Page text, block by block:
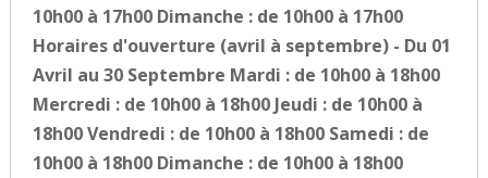
10h00 à 17h00 Dimanche : de 10h00 à 17h00
Horaires d'ouverture (avril à septembre) - Du 01
Avril au 30 Septembre Mardi : de 10h00 à 18h00
Mercredi : de 10h00 à 18h00 Jeudi : de 10h00 à
18h00 Vendredi : de 10h00 à 18h00 Samedi : de
10h00 à 18h00 Dimanche : de 10h00 à 18h00